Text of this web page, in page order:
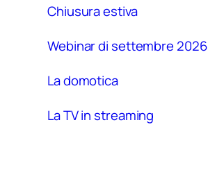
Chiusura estiva
Webinar di settembre 2026
La domotica
La TV in streaming